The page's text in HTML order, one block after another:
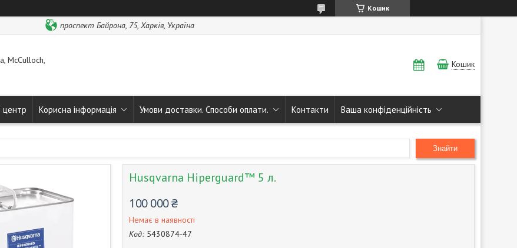
Кошик
проспект Байрона, 75, Харків, Україна
McCulloch,
Кошик
центр Корисна інформація Умови доставки. Способи оплати. Контакти Ваша конфіденційність
Знайти
Husqvarna Hiperguard™ 5 л.
100 000 ₴
Немає в наявності
Код: 5430874-47